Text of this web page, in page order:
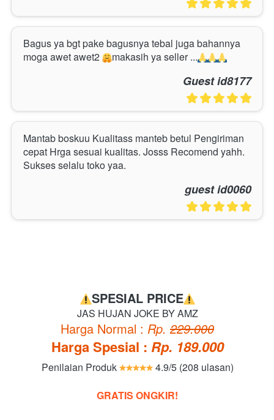
Bagus ya bgt pake bagusnya tebal juga bahannya
moga awet awet2
makasih ya seller ...
Guest id8177
Mantab boskuu Kualitass manteb betul Pengiriman
cepat Hrga sesuai kualitas. Josss Recomend yahh.
Sukses selalu toko yaa.
guest id0060
SPESIAL PRICE
JAS HUJAN JOKE BY AMZ
Harga Normal : Rp. 229.000
Harga Spesial : Rp. 189.000
Penilaian Produk
4.9/5 (208 ulasan)
GRATIS ONGKIR!